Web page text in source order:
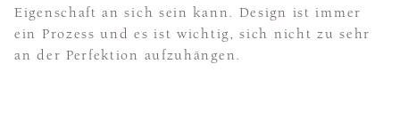
Eigenschaft an sich sein kann. Design ist immer
ein Prozess und es ist wichtig, sich nicht zu sehr
an der Perfektion aufzuhängen.